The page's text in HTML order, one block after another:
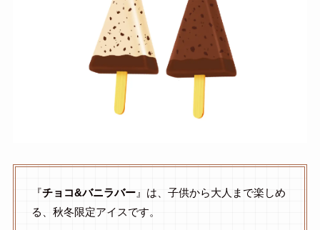
『チョコ&バニラバー 』は、子供から大人まで楽しめ
る、秋冬限定アイスです。